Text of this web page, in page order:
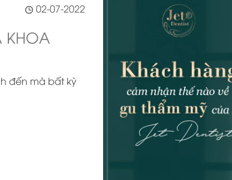
02-07-2022
KHOA
đến mà bất kỳ